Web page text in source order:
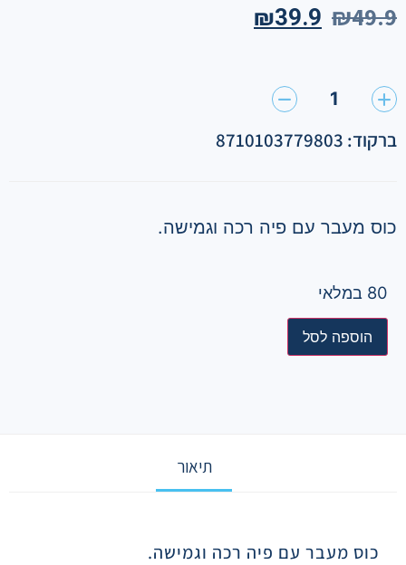
₪49.9
₪39.9
1
ברקוד: 8710103779803
כוס מעבר עם פיה רכה וגמישה.
80 במלאי
הוספה לסל
תיאור
כוס מעבר עם פיה רכה וגמישה.